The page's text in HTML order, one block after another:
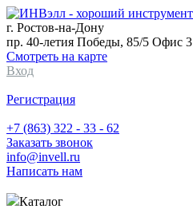
г. Ростов-на-Дону
пр. 40-летия Победы, 85/5 Офис 3
Смотреть на карте
Вход
Регистрация
+7 (863) 322 - 33 - 62
Заказать звонок
info@invell.ru
Написать нам
Каталог